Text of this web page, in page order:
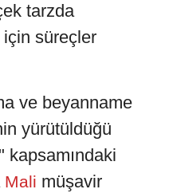
tarzda
süreçler
ve beyanname
yürütüldüğü
kapsamındaki
Mali müşavir